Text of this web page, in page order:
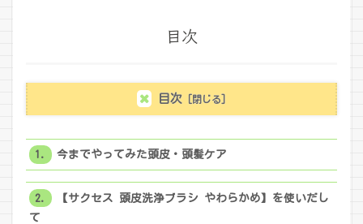
目次
目次
今までやってみた頭皮・頭髪ケア
【サクセス 頭皮洗浄ブラシ やわらかめ】を使いだし
て